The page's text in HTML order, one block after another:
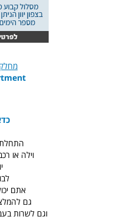
וילה או
אתם
גם
וגם לשרות